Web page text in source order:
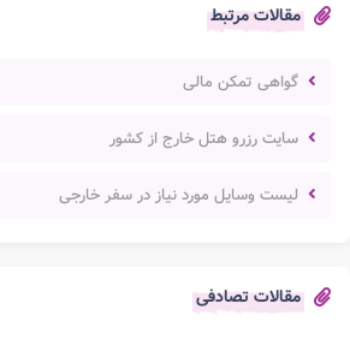
مقالات مرتبط
گواهی تمکن مالی
سایت رزرو هتل خارج از کشور
لیست وسایل مورد نیاز در سفر خارجی
مقالات تصادفی